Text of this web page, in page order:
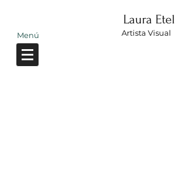
Menú
Laura Etel
Artista Visual